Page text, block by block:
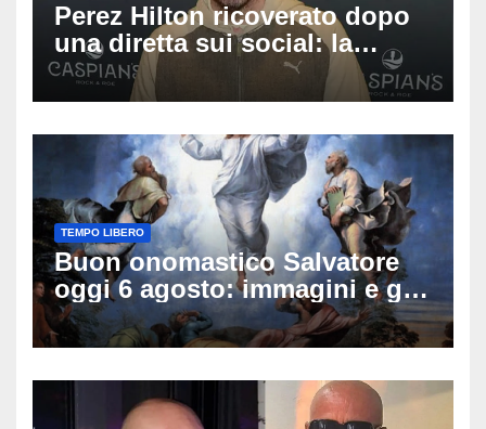
Perez Hilton ricoverato dopo
una diretta sui social: la
famiglia rompe il silenzio
sulle sue condizioni
TEMPO LIBERO
Buon onomastico Salvatore
oggi 6 agosto: immagini e gif
di auguri da condividere